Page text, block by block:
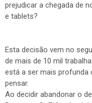
prejudicar a chegada de
e tablets?
Esta decisão vem no
de mais de 10 mil
está a ser mais profunda
pensar.
Ao decidir abandonar o